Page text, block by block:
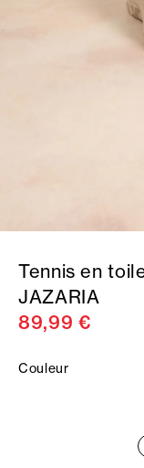
Tennis en
JAZARIA
89,99 €
Couleur